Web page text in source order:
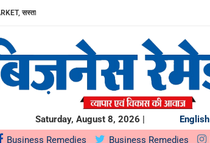
सस्ता...
AAVIN...
में उत्पादन...
BNP...
16TH BRICS TRADE MINISTERS’...
PRATIBHA AGARWAL ON...
के...
Saturday, August 8, 2026 | English
Business Remedies Business Remedies